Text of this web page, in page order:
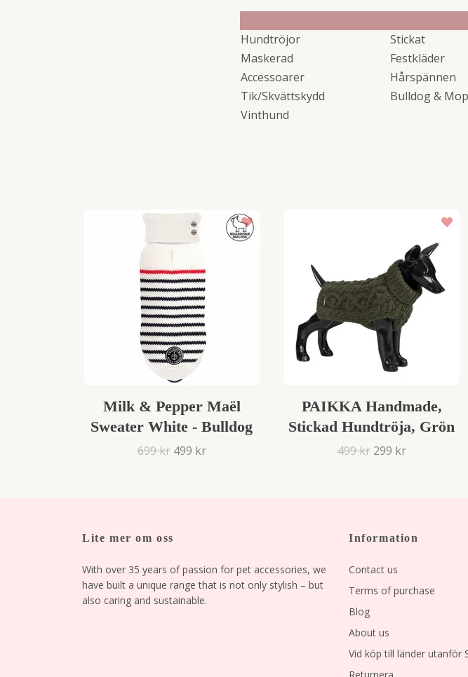
Hundtröjor Stickat
Maskerad
Festkläder
Accessoarer
Hårspännen
Tik/Skvättskydd
Bulldog &
Vinthund
Milk & Pepper Maël
Sweater White - Bulldog
699 kr 499 kr
PAIKKA Handmade,
Stickad Hundtröja, Grön
499 kr 299 kr
Lite mer om oss
With over 35 years of passion for pet accessories, we
have built a unique range that is not only stylish – but
also caring and sustainable.
Information
Contact us
Terms of purchase
Blog
About us
Vid köp till länder utanför
Returnera